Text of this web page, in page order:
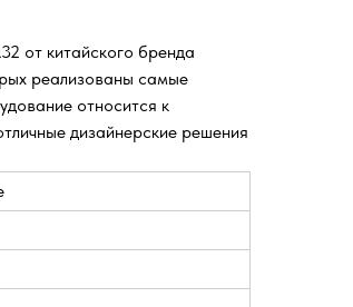
от китайского бренда
реализованы самые
относится к
дизайнерские решения